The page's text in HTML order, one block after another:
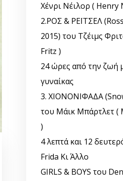
Χένρι Νέιλορ ( Henry
2.ΡΟΣ & ΡΕΪΤΣΕΛ
2015) του Τζέιμς
Fritz )
24 ώρες από την ζωή
γυναίκας
3. ΧΙΟΝΟΝΙΦΑΔΑ
του Μάικ Μπάρτλετ (
)
4 λεπτά και 12
Frida Κι Άλλο
GIRLS & BOYS του